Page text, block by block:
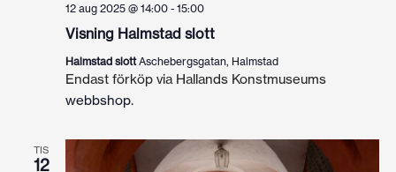
Visning Halmstad slott
12 aug 2025 @ 14:00- 15:00
Halmstad slottAschebergsgatan, Halmstad
Endast förköp via Hallands Konstmuseums
webbshop.
TIS
12